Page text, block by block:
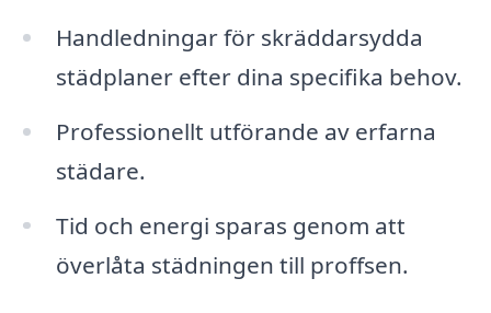
Handledningar för skräddarsydda
städplaner efter dina specifika behov.
Professionellt utförande av erfarna
städare.
Tid och energi sparas genom att
överlåta städningen till proffsen.